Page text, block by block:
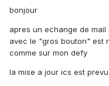
bonjour
apres un echange de mail
avec le "gros bouton" est
comme sur mon defy
la mise a jour ics est